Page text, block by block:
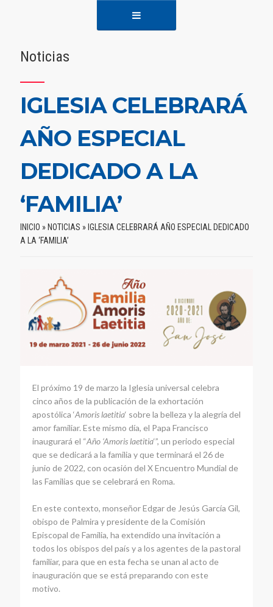
Noticias
IGLESIA CELEBRARÁ
AÑO ESPECIAL
DEDICADO A LA
‘FAMILIA’
INICIO » NOTICIAS » IGLESIA CELEBRARÁ AÑO ESPECIAL DEDICADO
A LA ‘FAMILIA’
El próximo 19 de marzo la Iglesia universal celebra
cinco años de la publicación de la exhortación
apostólica ‘Amoris laetitia‘ sobre la belleza y la alegría del
amor familiar. Este mismo día, el Papa Francisco
inaugurará el “Año ‘Amoris laetitia‘”, un periodo especial
que se dedicará a la familia y que terminará el 26 de
junio de 2022, con ocasión del X Encuentro Mundial de
las Familias que se celebrará en Roma.
En este contexto, monseñor Edgar de Jesús García Gil,
obispo de Palmira y presidente de la Comisión
Episcopal de Familia, ha extendido una invitación a
todos los obispos del país y a los agentes de la pastoral
familiar, para que en esta fecha se unan al acto de
inauguración que se está preparando con este
motivo.